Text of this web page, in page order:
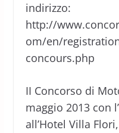
indirizzo:
http://
om/en/
concours.php
II Concorso di
maggio 2013 con
all’Hotel Villa